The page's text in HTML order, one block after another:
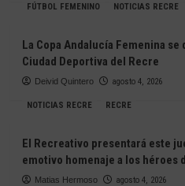
FÚTBOL FEMENINO NOTICIAS RECRE
La Copa Andalucía Femenina
Ciudad Deportiva del Recre
Deivid Quintero agosto 4, 2026
NOTICIAS RECRE RECRE
El Recreativo presentará este
emotivo homenaje a los héroes
Matias Hermoso agosto 4, 2026